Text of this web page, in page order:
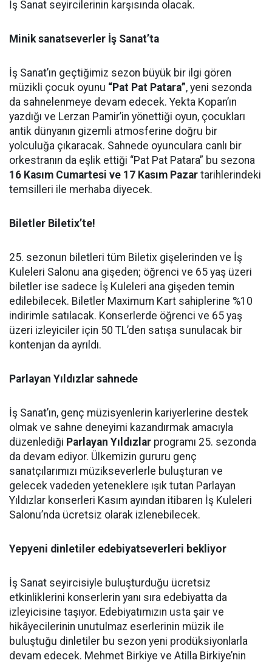
İş Sanat seyircilerinin karşısında olacak.
Minik sanatseverler İş Sanat’ta
İş Sanat’ın geçtiğimiz sezon büyük bir ilgi gören
müzikli çocuk oyunu “Pat Pat Patara”, yeni sezonda
da sahnelenmeye devam edecek. Yekta Kopan’ın
yazdığı ve Lerzan Pamir’in yönettiği oyun, çocukları
antik dünyanın gizemli atmosferine doğru bir
yolculuğa çıkaracak. Sahnede oyunculara canlı bir
orkestranın da eşlik ettiği “Pat Pat Patara” bu sezona
16 Kasım Cumartesi ve 17 Kasım Pazar tarihlerindeki
temsilleri ile merhaba diyecek.
Biletler Biletix’te!
25. sezonun biletleri tüm Biletix gişelerinden ve İş
Kuleleri Salonu ana gişeden; öğrenci ve 65 yaş üzeri
biletler ise sadece İş Kuleleri ana gişeden temin
edilebilecek. Biletler Maximum Kart sahiplerine %10
indirimle satılacak. Konserlerde öğrenci ve 65 yaş
üzeri izleyiciler için 50 TL’den satışa sunulacak bir
kontenjan da ayrıldı.
Parlayan Yıldızlar sahnede
İş Sanat’ın, genç müzisyenlerin kariyerlerine destek
olmak ve sahne deneyimi kazandırmak amacıyla
düzenlediği Parlayan Yıldızlar programı 25. sezonda
da devam ediyor. Ülkemizin gururu genç
sanatçılarımızı müzikseverlerle buluşturan ve
gelecek vadeden yeteneklere ışık tutan Parlayan
Yıldızlar konserleri Kasım ayından itibaren İş Kuleleri
Salonu’nda ücretsiz olarak izlenebilecek.
Yepyeni dinletiler edebiyatseverleri bekliyor
İş Sanat seyircisiyle buluşturduğu ücretsiz
etkinliklerini konserlerin yanı sıra edebiyatta da
izleyicisine taşıyor. Edebiyatımızın usta şair ve
hikâyecilerinin unutulmaz eserlerinin müzik ile
buluştuğu dinletiler bu sezon yeni prodüksiyonlarla
devam edecek. Mehmet Birkiye ve Atilla Birkiye’nin